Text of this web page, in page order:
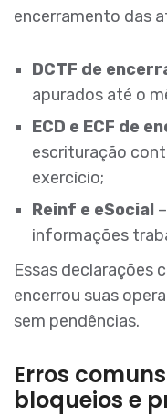
encerramento das
DCTF de
apurados até o
ECD e ECF de
escrituração
exercício;
Reinf e eSocial
informações
Essas declarações
encerrou suas
sem pendências.
Erros
bloqueios e